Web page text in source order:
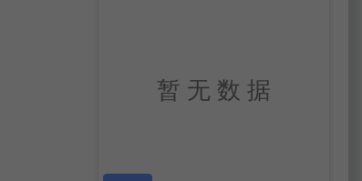
暂 无 数 据